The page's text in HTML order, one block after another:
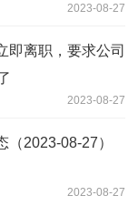
2023-08-27
即离职，要求公司
2023-08-27
2023-08-27）
2023-08-27